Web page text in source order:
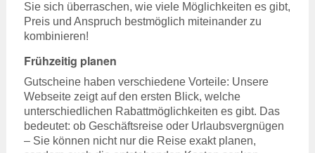
Sie sich überraschen, wie viele Möglichkeiten es gibt,
Preis und Anspruch bestmöglich miteinander zu
kombinieren!
Frühzeitig planen
Gutscheine haben verschiedene Vorteile: Unsere
Webseite zeigt auf den ersten Blick, welche
unterschiedlichen Rabattmöglichkeiten es gibt. Das
bedeutet: ob Geschäftsreise oder Urlaubsvergnügen
– Sie können nicht nur die Reise exakt planen,